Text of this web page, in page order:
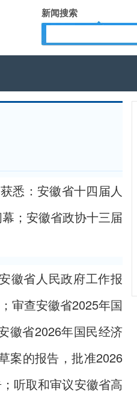
新闻搜索
悉：安徽省十四届人
；安徽省政协十三届
徽省人民政府工作报
审查安徽省2025年国
徽省2026年国民经济
案的报告，批准2026
听取和审议安徽省高